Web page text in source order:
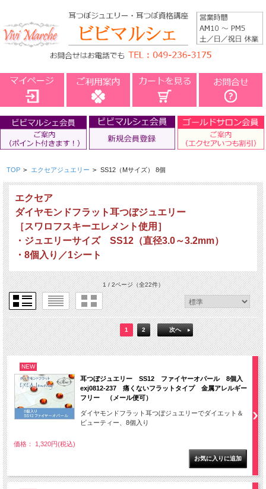
TOP > エクセアジュエリー > SS12（Mサイズ） 8個
エクセア
ダイヤモンドフラット耳つぼジュエリー
［スワロフスキーエレメント使用］
・ジュエリーサイズ SS12（直径3.0～3.2mm）
・8個入り／1シート
1 / 2ページ（全22件）
1 2 次へ
NEW
耳つぼジュエリー SS12 ファイヤーオパール 8個入
exj0812-237 痛くないフラットタイプ 金属アレルギー
フリー （メール便可）
ダイヤモンドフラット耳つぼジュエリーでダイエット＆
ビューティー、8個入り
価格： 1,320円(税込)